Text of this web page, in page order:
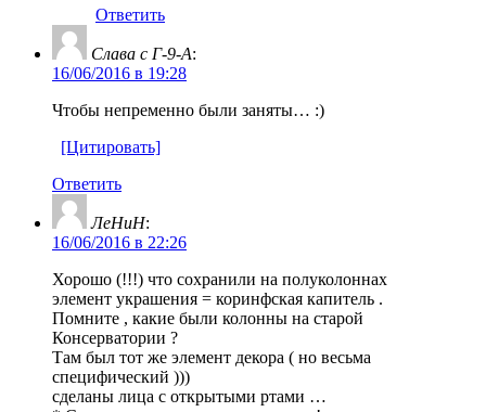
Ответить
Слава с Г-9-А:
16/06/2016 в 19:28
Чтобы непременно были заняты… :)
[Цитировать]
Ответить
ЛеНиН:
16/06/2016 в 22:26
Хорошо (!!!) что сохранили на полуколоннах
элемент украшения = коринфская капитель .
Помните , какие были колонны на старой
Консерватории ?
Там был тот же элемент декора ( но весьма
специфический )))
cделаны лица с открытыми ртами …